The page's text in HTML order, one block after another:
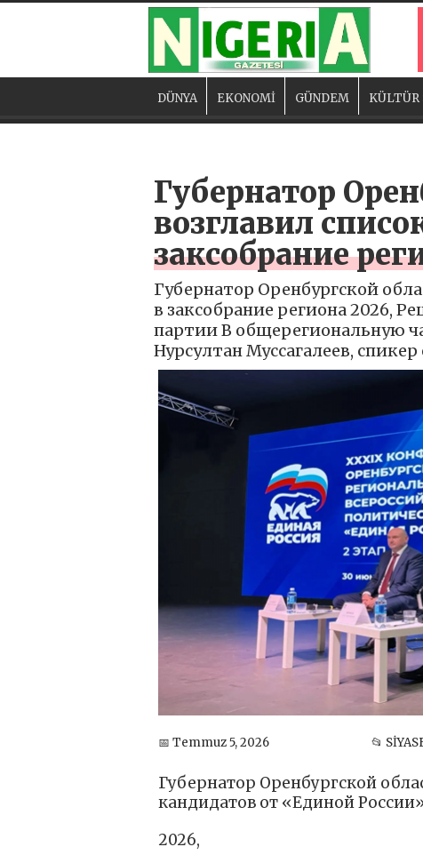
DÜNYA EKONOMİ GÜNDEM KÜLTÜR
Губернатор
возглавил
заксобрание
Губернатор Оренбургской
в заксобрание региона 2026,
партии В общерегиональную
Нурсултан Муссагалеев,
📅 Temmuz 5, 2026 📂
Губернатор Оренбургской
кандидатов от «Единой
2026,